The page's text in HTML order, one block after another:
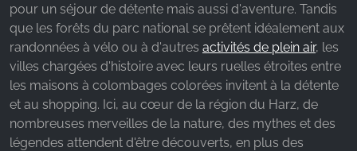
pour un séjour de détente mais aussi d'aventure. Tandis
que les forêts du parc national se prêtent idéalement aux
randonnées à vélo ou à d'autres activités de plein air, les
villes chargées d'histoire avec leurs ruelles étroites entre
les maisons à colombages colorées invitent à la détente
et au shopping. Ici, au cœur de la région du Harz, de
nombreuses merveilles de la nature, des mythes et des
légendes attendent d'être découverts, en plus des
informations de manière anonyme. Ces
informations nous aident à comprendre comment
nos visiteurs utilisent notre site web.
Google Analytics
Name:
_ga, _gid, _gac_gb_